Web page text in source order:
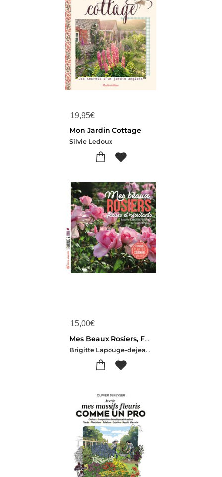
19,95€
Mon Jardin Cottage
Silvie Ledoux
15,00€
Mes Beaux Rosiers, Faciles Et Resistants : Choisir, Planter, Soigner, Tailler
Brigitte Lapouge-dejean-Serge Lapouge